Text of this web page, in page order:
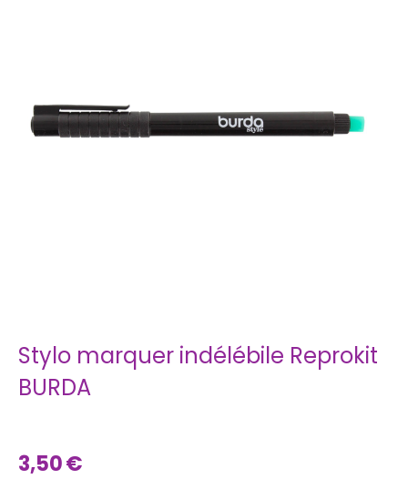
Stylo marquer indélébile Reprokit
BURDA
3,50€